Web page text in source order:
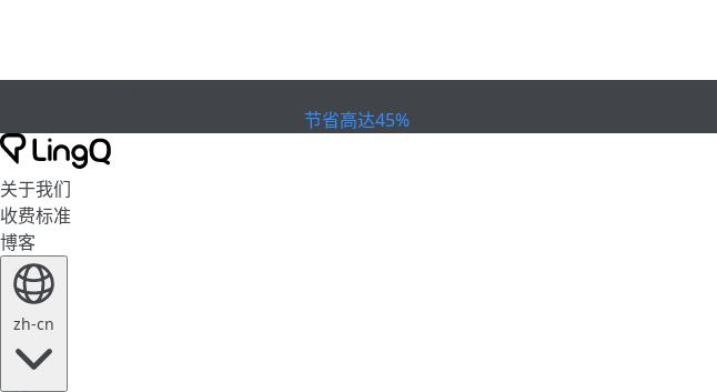
节省高达45%
关于我们
收费标准
博客
zh-cn